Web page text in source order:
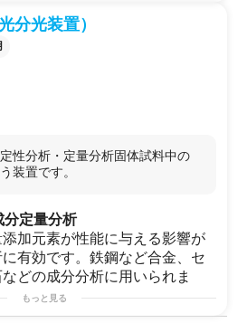
して使われることがありま
ができない場合がございます。
分光装置）
性分析・定量分析固体試料中の
装置です。
定量分析
加元素が性能に与える影響が
有効です。鉄鋼など合金、セ
どの成分分析に用いられま
もっと見る